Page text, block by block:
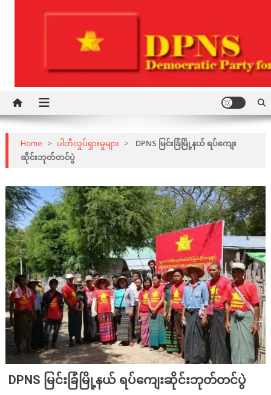
DPNS
Home > ပါတီလှုပ်ရှားမှုများ >
DPNS မြင်းခြံမြို့နယ် ရပ်ကျေး
ဆိုင်းဘုတ်တင်ပွဲ
DPNS မြင်းခြံမြို့နယ် ရပ်ကျေးဆိုင်းဘုတ်တင်ပွဲ